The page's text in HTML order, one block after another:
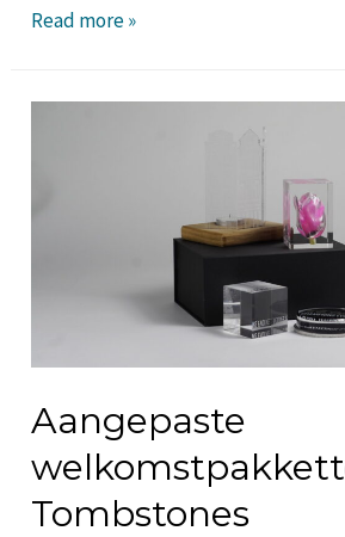
Read more »
Aangepaste
Tombstones